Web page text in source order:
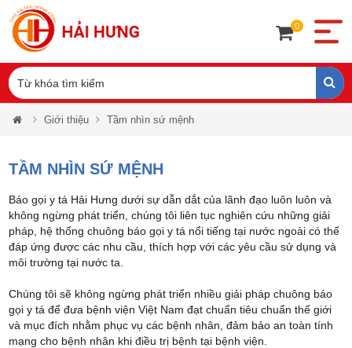
0
Giới thiệu Tầm nhìn sứ mệnh
TẦM NHÌN SỨ MỆNH
Báo gọi y tá Hải Hưng dưới sự dẫn dắt của lãnh đạo luôn luôn và
không ngừng phát triển, chúng tôi liên tục nghiên cứu những giải
pháp, hệ thống chuông báo gọi y tá nổi tiếng tại nước ngoài có thể
đáp ứng được các nhu cầu, thích hợp với các yêu cầu sử dụng và
môi trường tại nước ta.
Chúng tôi sẽ không ngừng phát triển nhiều giải pháp chuông báo
gọi y tá để đưa bệnh viện Việt Nam đạt chuẩn tiêu chuẩn thế giới
và mục đích nhằm phục vụ các bệnh nhân, đảm bảo an toàn tính
mạng cho bệnh nhân khi điều trị bệnh tại bệnh viện.